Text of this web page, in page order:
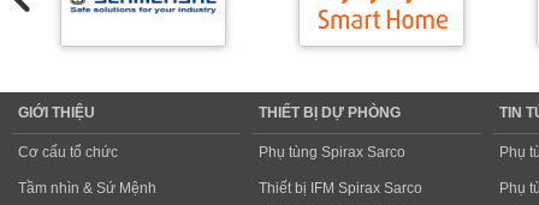
GIỚI THIỆU
Cơ cấu tổ chức
Tầm nhìn & Sứ Mệnh
THIẾT BỊ DỰ PHÒNG
Phụ tùng Spirax Sarco
Thiết bị IFM Spirax Sarco
TIN
Phụ
Phụ